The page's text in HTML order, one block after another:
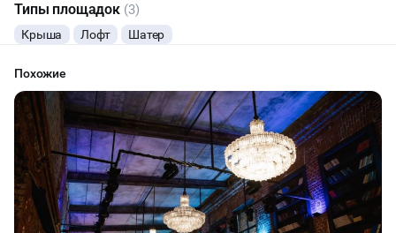
Типы площадок (3)
Крыша Лофт Шатер
РЕПЕТИЦИИ
ФУРШЕТЫ
КОНФЕРЕНЦИИ
ДЕГУСТАЦИИ
Похожие